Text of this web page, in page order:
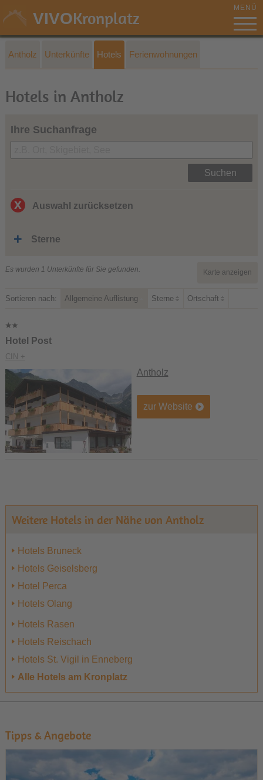
VIVOKronplatz MENÜ
Antholz Unterkünfte Hotels Ferienwohnungen
Hotels in Antholz
Ihre Suchanfrage
Suchen
Auswahl zurücksetzen
Sterne
Karte anzeigen
Es wurden 1 Unterkünfte für Sie gefunden.
Sortieren nach: Allgemeine Auflistung Sterne Ortschaft
Hotel Post
CIN +
Antholz
zur Website
Weitere Hotels in der Nähe von Antholz
Hotels Bruneck
Hotels Geiselsberg
Hotel Perca
Hotels Olang
Hotels Rasen
Hotels Reischach
Hotels St. Vigil in Enneberg
Alle Hotels am Kronplatz
Tipps & Angebote